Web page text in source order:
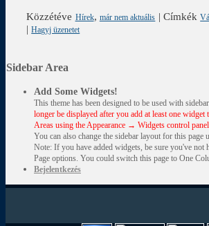
Közzétéve Hírek, már nem aktuális | Címkék
|Hagyj üzenetet
Sidebar Area
Add Some Widgets!
This theme has been designed to be used with
longer be displayed after you add at least one widget
Areas using the Appearance → Widgets control
You can also change the sidebar layout for this page
Note: If you have added widgets, be sure you've not
Page options. You could switch this page to One
Bejelentkezés